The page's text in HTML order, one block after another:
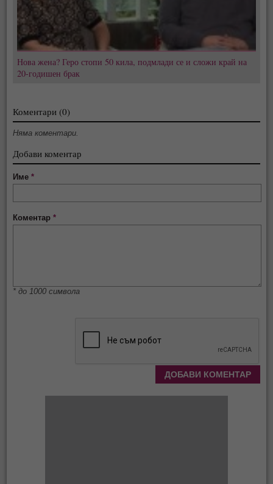
Нова жена? Геро стопи 50 кила, подмлади се и сложи край на
20-годишен брак
Коментари (0)
Няма коментари.
Добави коментар
Име*
Коментар*
* до 1000 символа